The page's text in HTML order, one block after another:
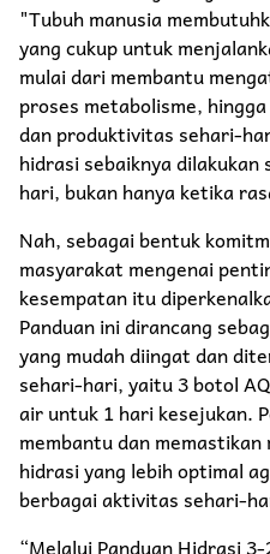
"Tubuh manusia
yang cukup untuk
mulai dari membantu
proses metabolisme,
dan produktivitas sehari-
hidrasi sebaiknya
hari, bukan hanya ketika
Nah, sebagai bentuk
masyarakat mengenai
kesempatan itu
Panduan ini dirancang
yang mudah diingat dan
sehari-hari, yaitu 3 botol
air untuk 1 hari kesejukan.
membantu dan
hidrasi yang lebih optimal
berbagai aktivitas sehari-
“Melalui Panduan Hidrasi